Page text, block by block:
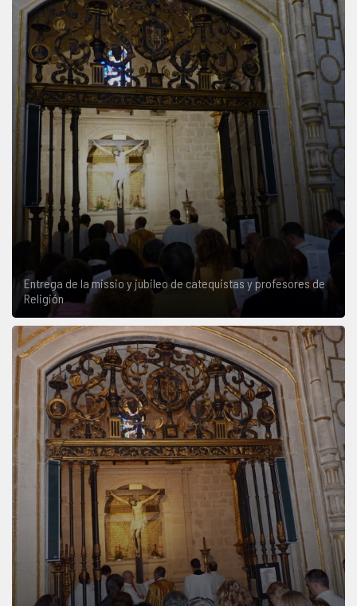
Entrega de la missio y jubileo de catequistas y profesores de
Religión